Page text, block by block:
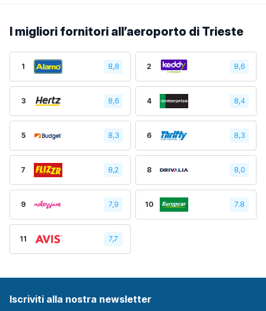
I migliori fornitori all’aeroporto di Trieste
1 8,8 2 8,6
3 8,6 4 8,4
5 8,3 6 8,3
7 8,2 8 8,0
9 7,9 10 7.8
11 7,7
Iscriviti alla nostra newsletter